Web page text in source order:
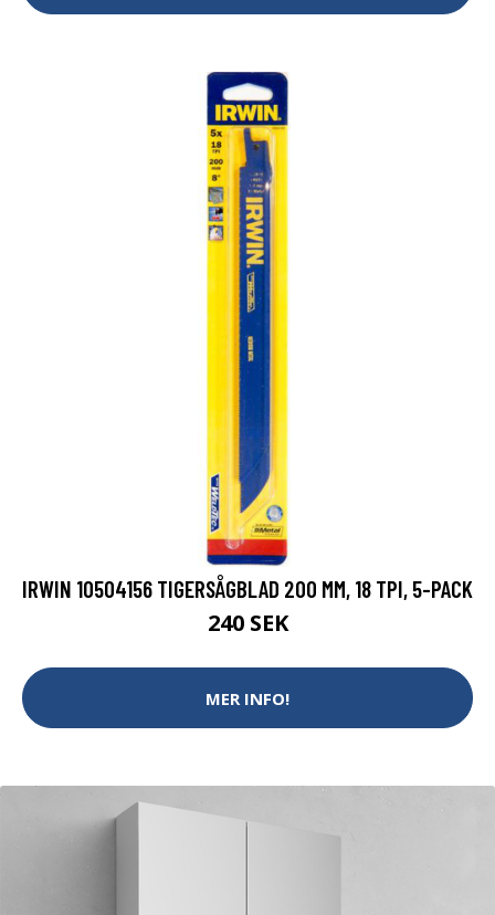
IRWIN 10504156 TIGERSÅGBLAD 200 MM, 18 TPI, 5-PACK
240 SEK
MER INFO!